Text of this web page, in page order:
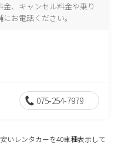
、キャンセル料金や乗り
お電話ください。
075-254-7979
いレンタカーを40車種表示して